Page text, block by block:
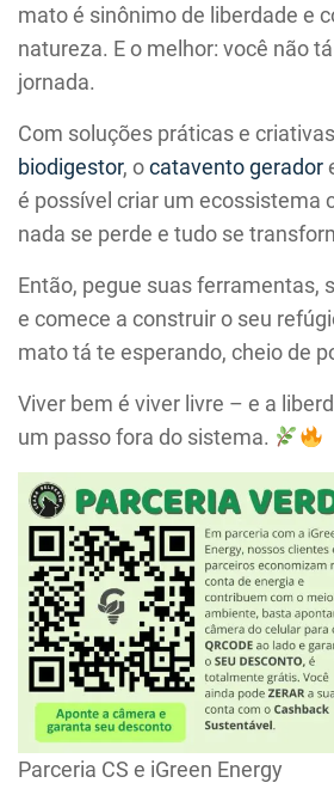
mato é sinônimo de liberdade e
natureza. E o melhor: você não
jornada.
Com soluções práticas e
biodigestor, ocatavento gerador
é possível criar um ecossistema
nada se perde e tudo se
Então, pegue suas ferramentas,
e comece a construir o seu
mato tá te esperando, cheio de
Viver bem é viver livre – e a
um passo fora do sistema.
Parceria CS e iGreen Energy